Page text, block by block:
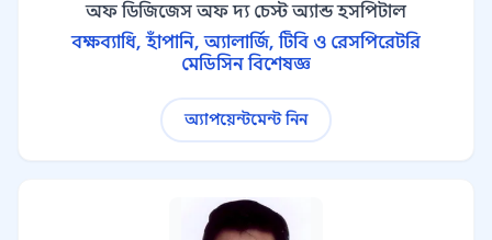
অফ ডিজিজেস অফ দ্য চেস্ট অ্যান্ড হসপিটাল
বক্ষব্যাধি, হাঁপানি, অ্যালার্জি, টিবি ও রেসপিরেটরি
মেডিসিন বিশেষজ্ঞ
অ্যাপয়েন্টমেন্ট নিন